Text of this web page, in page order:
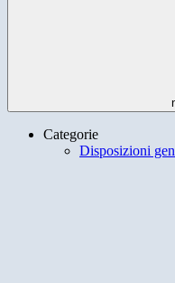
Categorie
Disposizioni